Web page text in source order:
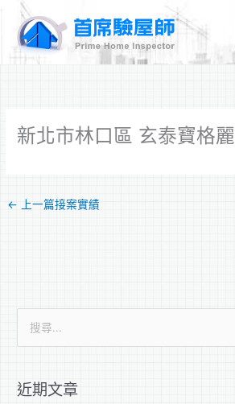
新北市林口區 玄泰寶格麗
← 上一篇接案實績
鍵
近期文章